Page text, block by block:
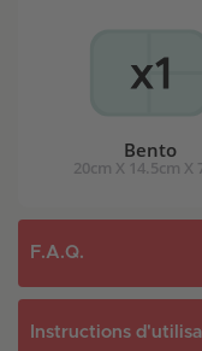
Bento
20cm X 14.5cm X
F.A.Q.
Quelles sont
Instructions